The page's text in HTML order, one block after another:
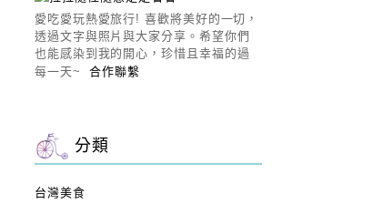
愛吃愛玩熱愛旅行! 喜歡將美好的一切，
透過文字與照片與大家分享。希望你們
也能感染到我的開心，珍惜且幸福的過
每一天~合作聯繫
分類
台灣美食